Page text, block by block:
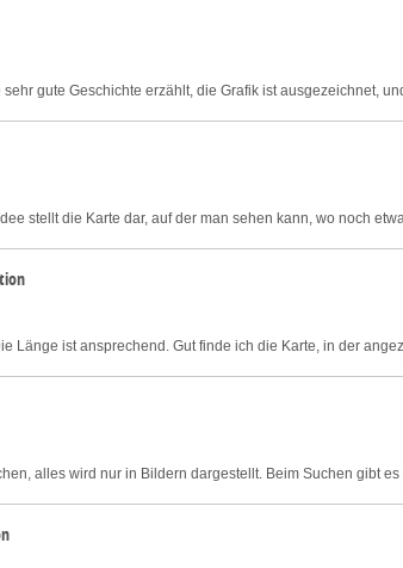
gute Geschichte erzählt, die Grafik ist ausgezeichnet,
stellt die Karte dar, auf der man sehen kann, wo noch
Länge ist ansprechend. Gut finde ich die Karte, in der
alles wird nur in Bildern dargestellt. Beim Suchen gibt